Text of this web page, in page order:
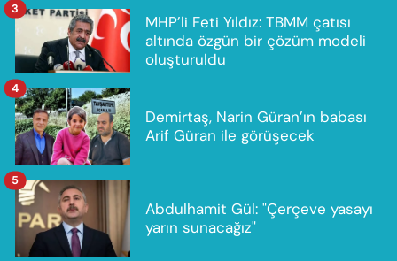
MHP’li Feti Yıldız: TBMM çatısı
altında özgün bir çözüm modeli
oluşturuldu
3
Demirtaş, Narin Güran’ın babası
Arif Güran ile görüşecek
4
Abdulhamit Gül: "Çerçeve yasayı
yarın sunacağız"
5